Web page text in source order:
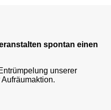
spontan einen
unserer